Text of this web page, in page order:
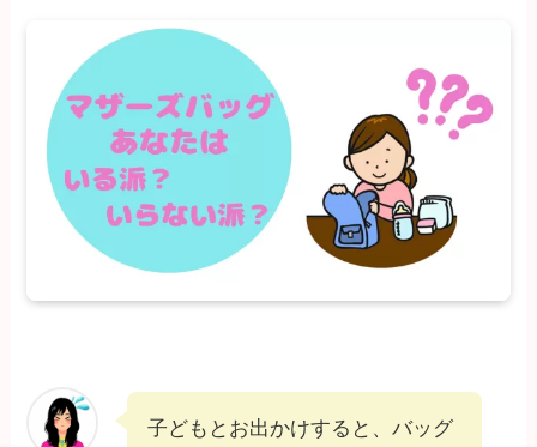
子どもとお出かけすると、バッグ